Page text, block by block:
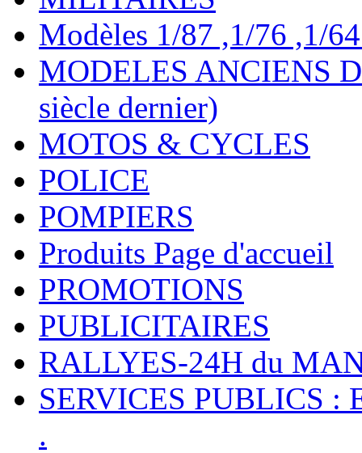
Modèles 1/87 ,1/76 ,1/
MODELES ANCIENS
siècle dernier)
MOTOS & CYCLES
POLICE
POMPIERS
Produits Page d'accueil
PROMOTIONS
PUBLICITAIRES
RALLYES-24H du
SERVICES PUBLICS :
.